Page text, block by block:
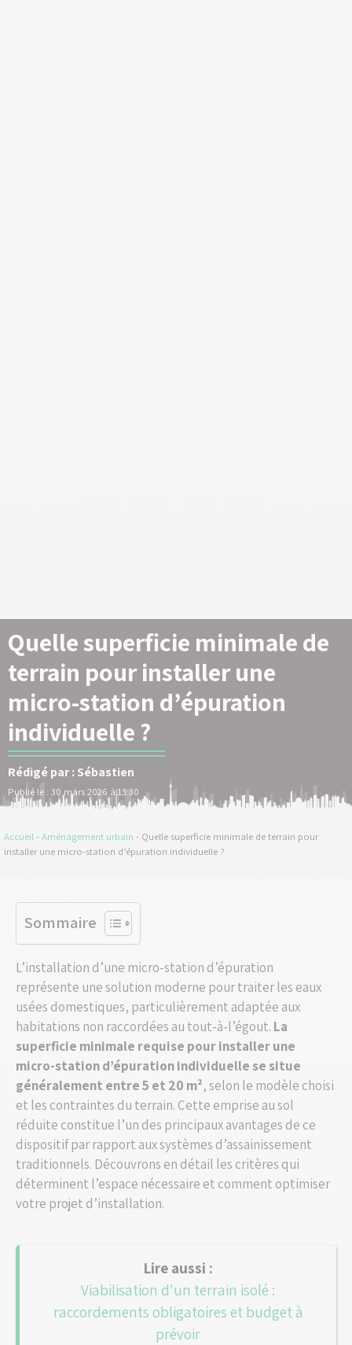
Quelle superficie minimale de
terrain pour installer une
micro-station d’épuration
individuelle ?
Rédigé par : Sébastien
Publié le : 30 mars 2026 à 13:30
Accueil-Aménagement urbain - Quelle superficie minimale de terrain pour
installer une micro-station d’épuration individuelle ?
Sommaire
L’installation d’une micro-station d’épuration
représente une solution moderne pour traiter les eaux
usées domestiques, particulièrement adaptée aux
habitations non raccordées au tout-à-l’égout. La
superficie minimale requise pour installer une
micro-station d’épuration individuelle se situe
généralement entre 5 et 20 m², selon le modèle choisi
et les contraintes du terrain. Cette emprise au sol
réduite constitue l’un des principaux avantages de ce
dispositif par rapport aux systèmes d’assainissement
traditionnels. Découvrons en détail les critères qui
déterminent l’espace nécessaire et comment optimiser
votre projet d’installation.
Viabilisation d'un terrain isolé :
raccordements obligatoires et budget à
prévoir